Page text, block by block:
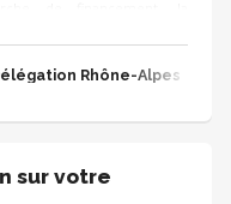
jusqu'à la clôture du
des adhésions et des
etc.) pour pérenniser
Rhône-Alpes
sur votre